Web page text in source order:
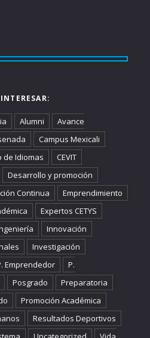
Alumni
Avance
Campus Mexicali
de Idiomas
CEVIT
Desarrollo y promoción
Continua
Emprendimiento
Expertos CETYS
Innovación
Investigación
Emprendedor
P.
Posgrado
Preparatoria
Promoción Académica
Resultados Deportivos